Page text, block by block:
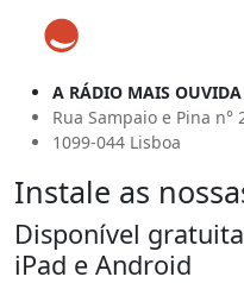
A RÁDIO MAIS OUVIDA
Rua Sampaio e Pina n°
1099-044 Lisboa
Instale as
Disponível
iPad e Android